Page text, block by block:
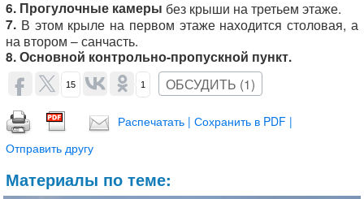
6. Прогулочные камеры без крыши на третьем этаже.
7. В этом крыле на первом этаже находится столовая, а
на втором – санчасть.
8.Основной контрольно-пропускной пункт.
15 1 ОБСУДИТЬ (1)
Распечатать | Сохранить в PDF |
Отправить другу
Материалы по теме: